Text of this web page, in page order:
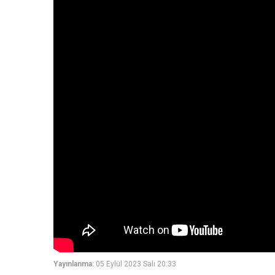
Yayınlanma: 05 Eylül 2023 Salı 20:33